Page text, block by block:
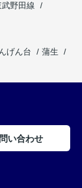
武野田線
げん台
蒲生
い合わせ